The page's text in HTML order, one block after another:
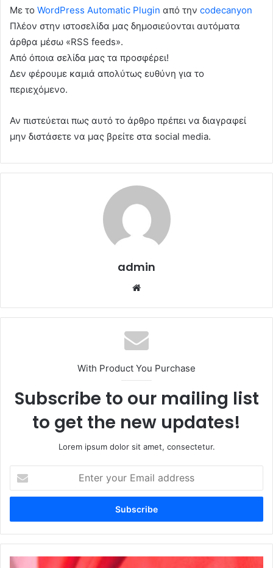
Με το WordPress Automatic Plugin από την codecanyon
Πλέον στην ιστοσελίδα μας δημοσιεύονται αυτόματα
άρθρα μέσω «RSS feeds».
Από όποια σελίδα μας τα προσφέρει!
Δεν φέρουμε καμιά απολύτως ευθύνη για το
περιεχόμενο.
Αν πιστεύεται πως αυτό το άρθρο πρέπει να διαγραφεί
μην διστάσετε να μας βρείτε στα social media.
admin
With Product You Purchase
Subscribe to our mailing list
to get the new updates!
Lorem ipsum dolor sit amet, consectetur.
your
Email